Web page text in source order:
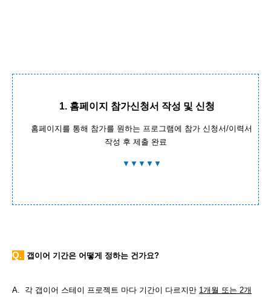
1. 홈페이지 참가신청서 작성 및 신청
홈페이지를 통해 참가를 원하는 프로그램에 참가 신청서/이력서
작성 후 제출 완료
▼▼▼▼▼
Q. 갭이어 기간은 어떻게 정하는 건가요?
A. 각 갭이어 스테이 프로젝트 마다 기간이 다르지만 1개월 또는 2개